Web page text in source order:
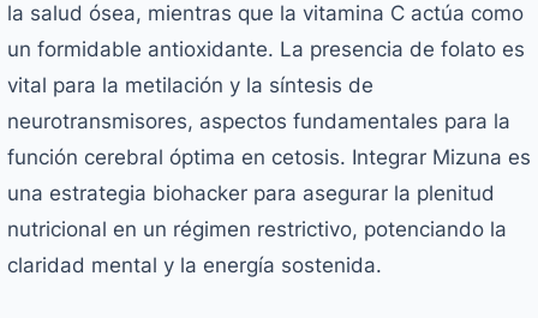
la salud ósea, mientras que la vitamina C actúa como
un formidable antioxidante. La presencia de folato es
vital para la metilación y la síntesis de
neurotransmisores, aspectos fundamentales para la
función cerebral óptima en cetosis. Integrar Mizuna es
una estrategia biohacker para asegurar la plenitud
nutricional en un régimen restrictivo, potenciando la
claridad mental y la energía sostenida.